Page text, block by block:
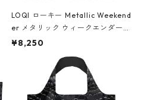
LOQI ローキー Metallic Weekend
er メタリック ウィークエンダー
ボストンバッグ ショルダーバッグ
Black ジャン=ミッシェル・バスキ
ア/クラウン ブラック
¥8,250